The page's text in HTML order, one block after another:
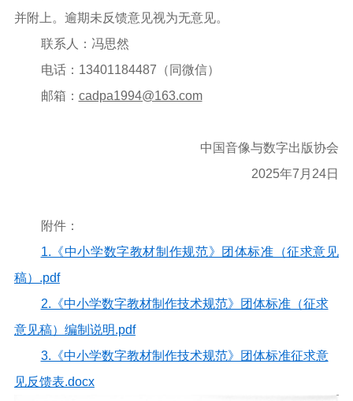
并附上。逾期未反馈意见视为无意见。
联系人：冯思然
电话：13401184487（同微信）
邮箱： cadpa1994@163.com
中国音像与数字出版协会
2025年7月24日
附件：
1.《中小学数字教材制作规范》团体标准（征求意见
稿）.pdf
2.《中小学数字教材制作技术规范》团体标准（征求
意见稿）编制说明.pdf
3.《中小学数字教材制作技术规范》团体标准征求意
见反馈表.docx